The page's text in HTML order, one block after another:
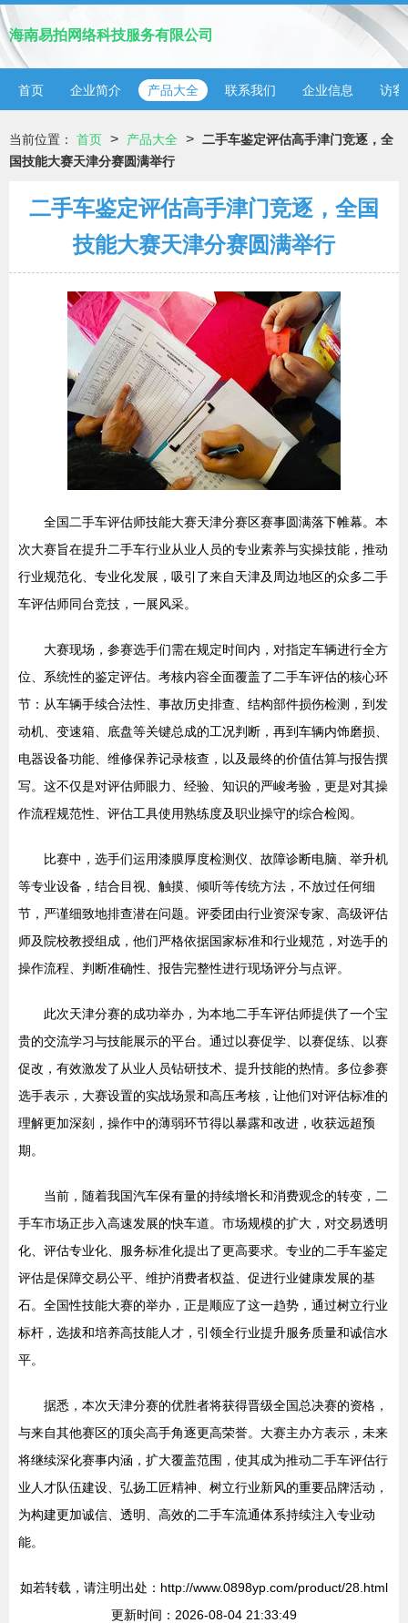
海南易拍网络科技服务有限公司
首页 企业简介 产品大全 联系我们 企业信息 访客
当前位置： 首页 > 产品大全 > 二手车鉴定评估高手津门竞逐，全
国技能大赛天津分赛圆满举行
二手车鉴定评估高手津门竞逐，全国
技能大赛天津分赛圆满举行
全国二手车评估师技能大赛天津分赛区赛事圆满落下帷幕。本
次大赛旨在提升二手车行业从业人员的专业素养与实操技能，推动
行业规范化、专业化发展，吸引了来自天津及周边地区的众多二手
车评估师同台竞技，一展风采。
大赛现场，参赛选手们需在规定时间内，对指定车辆进行全方
位、系统性的鉴定评估。考核内容全面覆盖了二手车评估的核心环
节：从车辆手续合法性、事故历史排查、结构部件损伤检测，到发
动机、变速箱、底盘等关键总成的工况判断，再到车辆内饰磨损、
电器设备功能、维修保养记录核查，以及最终的价值估算与报告撰
写。这不仅是对评估师眼力、经验、知识的严峻考验，更是对其操
作流程规范性、评估工具使用熟练度及职业操守的综合检阅。
比赛中，选手们运用漆膜厚度检测仪、故障诊断电脑、举升机
等专业设备，结合目视、触摸、倾听等传统方法，不放过任何细
节，严谨细致地排查潜在问题。评委团由行业资深专家、高级评估
师及院校教授组成，他们严格依据国家标准和行业规范，对选手的
操作流程、判断准确性、报告完整性进行现场评分与点评。
此次天津分赛的成功举办，为本地二手车评估师提供了一个宝
贵的交流学习与技能展示的平台。通过以赛促学、以赛促练、以赛
促改，有效激发了从业人员钻研技术、提升技能的热情。多位参赛
选手表示，大赛设置的实战场景和高压考核，让他们对评估标准的
理解更加深刻，操作中的薄弱环节得以暴露和改进，收获远超预
期。
当前，随着我国汽车保有量的持续增长和消费观念的转变，二
手车市场正步入高速发展的快车道。市场规模的扩大，对交易透明
化、评估专业化、服务标准化提出了更高要求。专业的二手车鉴定
评估是保障交易公平、维护消费者权益、促进行业健康发展的基
石。全国性技能大赛的举办，正是顺应了这一趋势，通过树立行业
标杆，选拔和培养高技能人才，引领全行业提升服务质量和诚信水
平。
据悉，本次天津分赛的优胜者将获得晋级全国总决赛的资格，
与来自其他赛区的顶尖高手角逐更高荣誉。大赛主办方表示，未来
将继续深化赛事内涵，扩大覆盖范围，使其成为推动二手车评估行
业人才队伍建设、弘扬工匠精神、树立行业新风的重要品牌活动，
为构建更加诚信、透明、高效的二手车流通体系持续注入专业动
能。
如若转载，请注明出处：http://www.0898yp.com/product/28.html
更新时间：2026-08-04 21:33:49